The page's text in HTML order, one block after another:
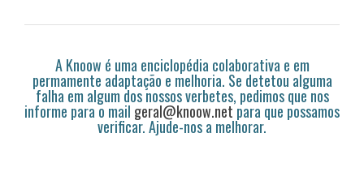
A Knoow é uma enciclopédia colaborativa e em
permamente adaptação e melhoria. Se detetou alguma
falha em algum dos nossos verbetes, pedimos que nos
informe para o mail geral@knoow.netpara que possamos
verificar. Ajude-nos a melhorar.